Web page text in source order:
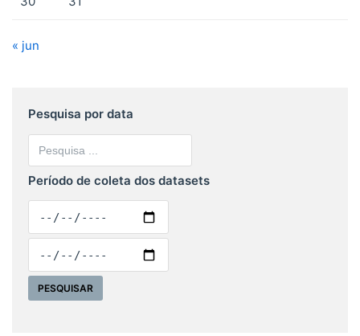
« jun
Pesquisa por data
Período de coleta dos datasets